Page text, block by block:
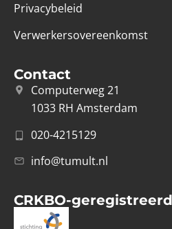
Privacybeleid
Verwerkersovereenkomst
Contact
Computerweg 21
1033 RH Amsterdam
020-4215129
info@tumult.nl
CRKBO-geregistreerd